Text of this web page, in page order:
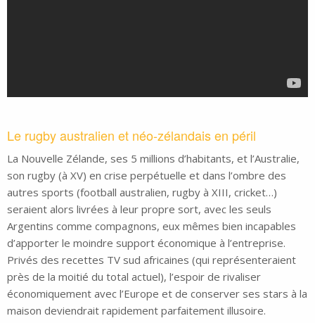
Le rugby australien et néo-zélandais en péril
La Nouvelle Zélande, ses 5 millions d’habitants, et l’Australie,
son rugby (à XV) en crise perpétuelle et dans l’ombre des
autres sports (football australien, rugby à XIII, cricket…)
seraient alors livrées à leur propre sort, avec les seuls
Argentins comme compagnons, eux mêmes bien incapables
d’apporter le moindre support économique à l’entreprise.
Privés des recettes TV sud africaines (qui représenteraient
près de la moitié du total actuel), l’espoir de rivaliser
économiquement avec l’Europe et de conserver ses stars à la
maison deviendrait rapidement parfaitement illusoire.